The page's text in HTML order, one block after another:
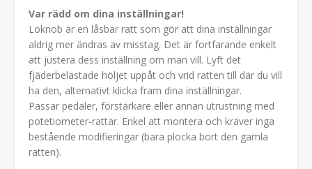
Var rädd om dina inställningar!
Loknob är en låsbar ratt som gör att dina inställningar
aldrig mer ändras av misstag. Det är fortfarande enkelt
att justera dess inställning om man vill. Lyft det
fjäderbelastade höljet uppåt och vrid ratten till där du vill
ha den, alternativt klicka fram dina inställningar.
Passar pedaler, förstärkare eller annan utrustning med
potetiometer-rattar. Enkel att montera och kräver inga
bestående modifieringar (bara plocka bort den gamla
ratten).